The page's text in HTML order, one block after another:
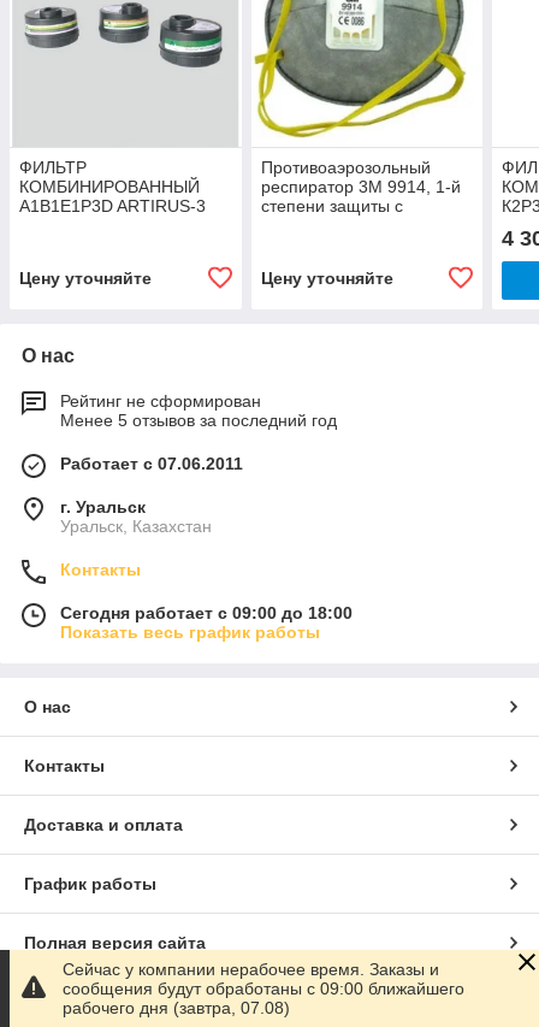
ФИЛЬТР
КОМБИНИРОВАННЫЙ
А1В1Е1Р3D ARTIRUS-3
Цену уточняйте
Противоаэрозольный
респиратор 3М 9914, 1-й
степени защиты с
Цену уточняйте
4
О нас
Рейтинг не сформирован
Менее 5 отзывов за последний год
Работает с 07.06.2011
г. Уральск
Уральск, Казахстан
Контакты
Сегодня работает с 09:00 до 18:00
Показать весь график работы
О нас
Контакты
Доставка и оплата
График работы
Полная версия сайта
Сайт создан на маркетплейсеSatu.kz
Сейчас у компании нерабочее время. Заказы и
сообщения будут обработаны с 09:00 ближайшего
рабочего дня (завтра, 07.08)